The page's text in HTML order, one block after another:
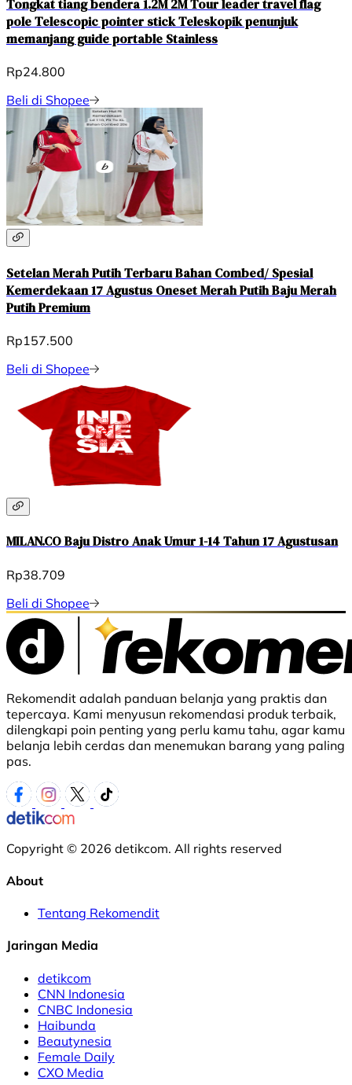
Tongkat tiang bendera 1.2M 2M Tour leader travel flag
pole Telescopic pointer stick Teleskopik penunjuk
memanjang guide portable Stainless
Rp24.800
Beli di Shopee
Setelan Merah Putih Terbaru Bahan Combed/ Spesial
Kemerdekaan 17 Agustus Oneset Merah Putih Baju Merah
Putih Premium
Rp157.500
Beli di Shopee
MILAN.CO Baju Distro Anak Umur 1-14 Tahun 17 Agustusan
Rp38.709
Beli di Shopee
Rekomendit adalah panduan belanja yang praktis dan
tepercaya. Kami menyusun rekomendasi produk terbaik,
dilengkapi poin penting yang perlu kamu tahu, agar kamu
belanja lebih cerdas dan menemukan barang yang paling
pas.
Copyright © 2026 detikcom. All rights reserved
About
Tentang Rekomendit
Jaringan Media
detikcom
CNN Indonesia
CNBC Indonesia
Haibunda
Beautynesia
Female Daily
CXO Media